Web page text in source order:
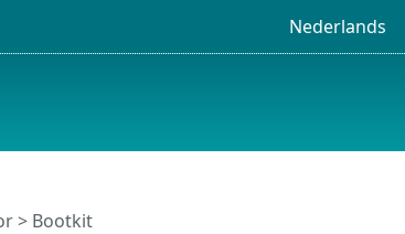
Nederlands
> Bootkit